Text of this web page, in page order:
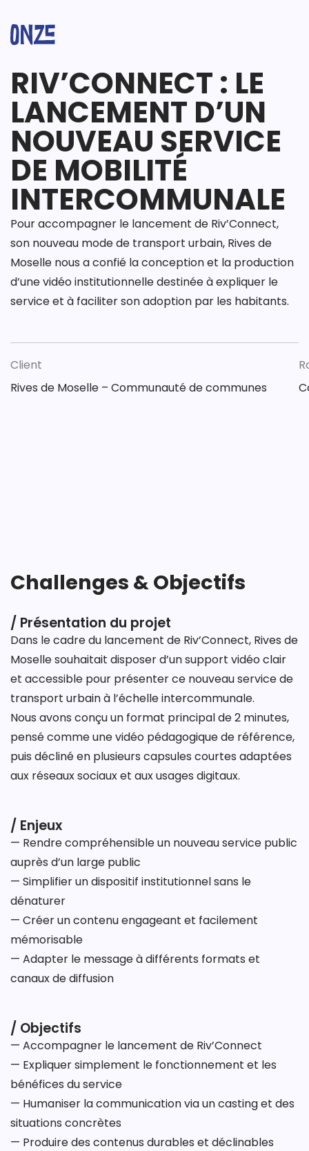
RIV’CONNECT : LE
LANCEMENT D’UN
NOUVEAU SERVICE
DE MOBILITÉ
INTERCOMMUNALE
Pour accompagner le lancement de Riv’Connect,
son nouveau mode de transport urbain, Rives de
Moselle nous a confié la conception et la production
d’une vidéo institutionnelle destinée à expliquer le
service et à faciliter son adoption par les habitants.
Client
Rives de Moselle – Communauté de communes
Challenges & Objectifs
/ Présentation du projet
Dans le cadre du lancement de Riv’Connect, Rives de
Moselle souhaitait disposer d’un support vidéo clair
et accessible pour présenter ce nouveau service de
transport urbain à l’échelle intercommunale.
Nous avons conçu un format principal de 2 minutes,
pensé comme une vidéo pédagogique de référence,
puis décliné en plusieurs capsules courtes adaptées
aux réseaux sociaux et aux usages digitaux.
/ Enjeux
— Rendre compréhensible un nouveau service public
auprès d’un large public
— Simplifier un dispositif institutionnel sans le
dénaturer
— Créer un contenu engageant et facilement
mémorisable
— Adapter le message à différents formats et
canaux de diffusion
/ Objectifs
— Accompagner le lancement de Riv’Connect
— Expliquer simplement le fonctionnement et les
bénéfices du service
— Humaniser la communication via un casting et des
situations concrètes
— Produire des contenus durables et déclinables